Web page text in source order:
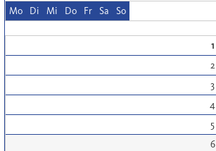
Mo Di Mi Do Fr Sa So
1
2
3
4
5
6